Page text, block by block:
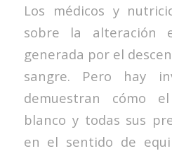
Los médicos y
sobre la alteración
generada por el
sangre. Pero hay
demuestran cómo
blanco y todas sus
en el sentido de